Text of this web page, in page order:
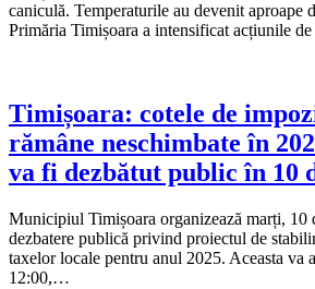
caniculă. Temperaturile au devenit aproape
Primăria Timișoara a intensificat acțiunile
Timișoara: cotele de
rămâne neschimbate în
va fi dezbătut public în 10
Municipiul Timișoara organizează marți, 10
dezbatere publică privind proiectul de
taxelor locale pentru anul 2025. Aceasta va
12:00,…